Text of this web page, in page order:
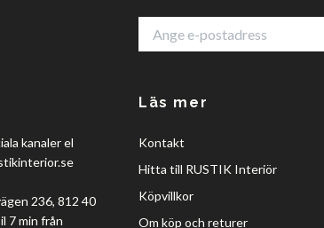
kanaler el
236, 812 40
7 min från
Läs mer
Kontakt
Hitta till RUSTIK Interiör
Köpvillkor
Om köp och returer